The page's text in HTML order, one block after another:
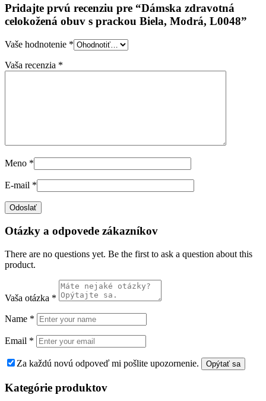
Pridajte prvú recenziu pre “Dámska zdravotná
celokožená obuv s prackou Biela, Modrá, L0048”
Vaše hodnotenie *
Vaša recenzia *
Meno *
E-mail *
Otázky a odpovede zákazníkov
There are no questions yet. Be the first to ask a question about this
product.
Vaša otázka *
Name *
Email *
Za každú novú odpoveď mi pošlite upozornenie.
Kategórie produktov